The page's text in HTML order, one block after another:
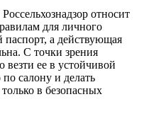
относит
для личного
а действующая
С точки зрения
ее в устойчивой
салону и делать
в безопасных